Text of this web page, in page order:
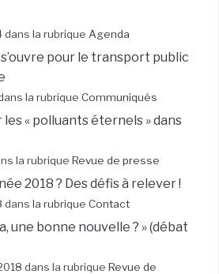
dans la rubrique Agenda
pour le transport public
la rubrique Communiqués
« polluants éternels » dans
la rubrique Revue de presse
2018 ? Des défis à relever !
dans la rubrique Contact
une bonne nouvelle ? » (débat
dans la rubrique Revue de